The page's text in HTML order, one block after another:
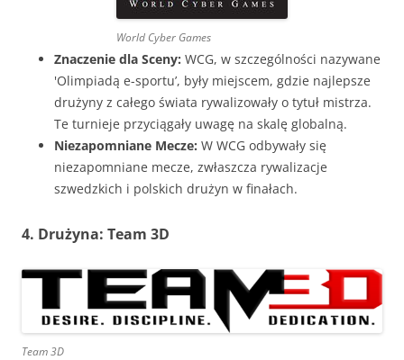
World Cyber Games
Znaczenie dla Sceny: WCG, w szczególności nazywane
'Olimpiadą e-sportu’, były miejscem, gdzie najlepsze
drużyny z całego świata rywalizowały o tytuł mistrza.
Te turnieje przyciągały uwagę na skalę globalną.
Niezapomniane Mecze: W WCG odbywały się
niezapomniane mecze, zwłaszcza rywalizacje
szwedzkich i polskich drużyn w finałach.
4. Drużyna: Team 3D
Team 3D